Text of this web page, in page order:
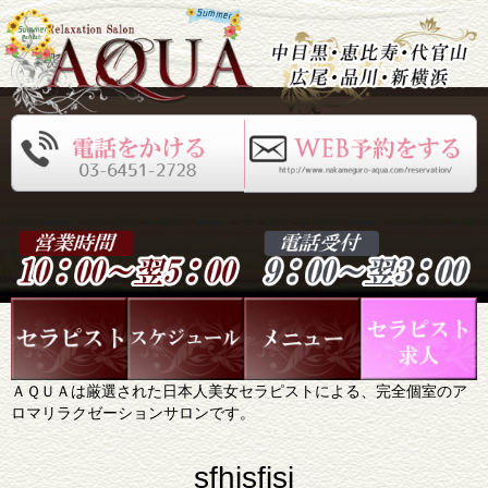
ＡＱＵＡは厳選された日本人美女セラピストによる、完全個室のア
ロマリラクゼーションサロンです。
sfhjsfjsj